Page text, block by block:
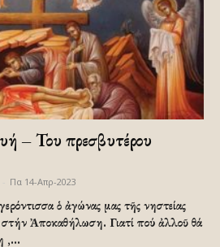
– Του πρεσβυτέρου
Πα 14-Απρ-2023
ὁ ἀγώνας μας τῆς νηστείας
στήν Ἀποκαθήλωση. Γιατί πού ἀλλοῦ θά
,...